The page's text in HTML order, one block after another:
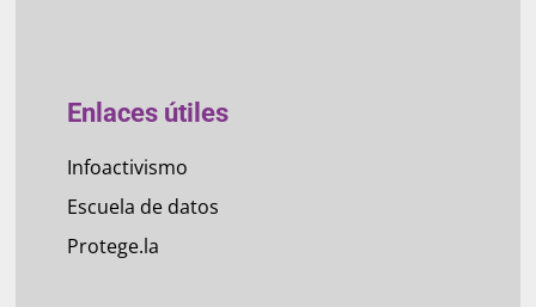
Enlaces útiles
Infoactivismo
Escuela de datos
Protege.la